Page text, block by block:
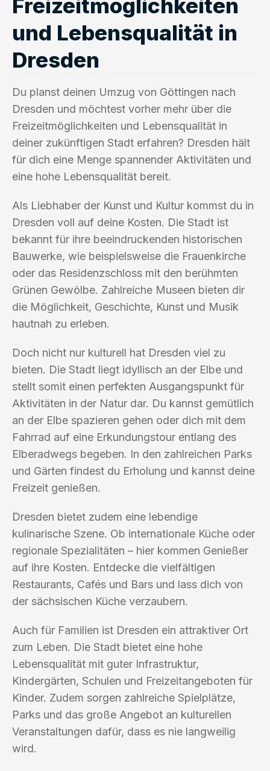
Freizeitmöglichkeiten
und Lebensqualität in
Dresden
Du planst deinen Umzug von Göttingen nach
Dresden und möchtest vorher mehr über die
Freizeitmöglichkeiten und Lebensqualität in
deiner zukünftigen Stadt erfahren? Dresden hält
für dich eine Menge spannender Aktivitäten und
eine hohe Lebensqualität bereit.
Als Liebhaber der Kunst und Kultur kommst du in
Dresden voll auf deine Kosten. Die Stadt ist
bekannt für ihre beeindruckenden historischen
Bauwerke, wie beispielsweise die Frauenkirche
oder das Residenzschloss mit den berühmten
Grünen Gewölbe. Zahlreiche Museen bieten dir
die Möglichkeit, Geschichte, Kunst und Musik
hautnah zu erleben.
Doch nicht nur kulturell hat Dresden viel zu
bieten. Die Stadt liegt idyllisch an der Elbe und
stellt somit einen perfekten Ausgangspunkt für
Aktivitäten in der Natur dar. Du kannst gemütlich
an der Elbe spazieren gehen oder dich mit dem
Fahrrad auf eine Erkundungstour entlang des
Elberadwegs begeben. In den zahlreichen Parks
und Gärten findest du Erholung und kannst deine
Freizeit genießen.
Dresden bietet zudem eine lebendige
kulinarische Szene. Ob internationale Küche oder
regionale Spezialitäten – hier kommen Genießer
auf ihre Kosten. Entdecke die vielfältigen
Restaurants, Cafés und Bars und lass dich von
der sächsischen Küche verzaubern.
Auch für Familien ist Dresden ein attraktiver Ort
zum Leben. Die Stadt bietet eine hohe
Lebensqualität mit guter Infrastruktur,
Kindergärten, Schulen und Freizeitangeboten für
Kinder. Zudem sorgen zahlreiche Spielplätze,
Parks und das große Angebot an kulturellen
Veranstaltungen dafür, dass es nie langweilig
wird.